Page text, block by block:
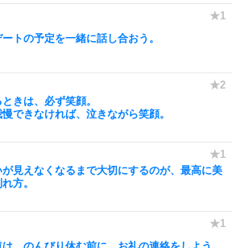
トの予定を一緒に話し合おう。
きは、必ず笑顔。
できなければ、泣きながら笑顔。
が見えなくなるまで大切にするのが、最高に美
方。
、のんびり休む前に、お礼の連絡をしよう。